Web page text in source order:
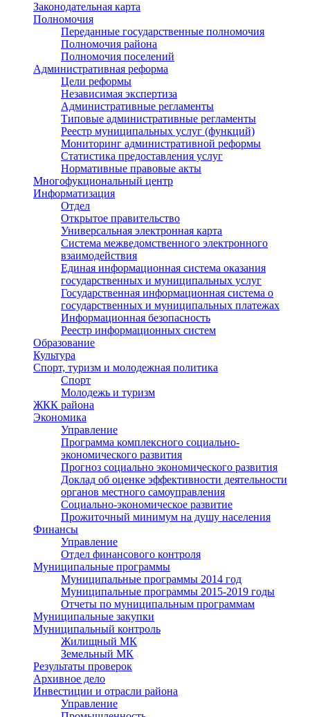
Законодательная карта
Полномочия
Переданные государственные полномочия
Полномочия района
Полномочия поселений
Административная реформа
Цели реформы
Независимая экспертиза
Административные регламенты
Типовые административные регламенты
Реестр муниципальных услуг (функций)
Мониторинг административной реформы
Статистика предоставления услуг
Нормативные правовые акты
Многофукциональный центр
Информатизация
Отдел
Открытое правительство
Универсальная электронная карта
Система межведомственного электронного
взаимодействия
Единая информационная система оказания
государственных и муниципальных услуг
Государственная информационная система о
государственных и муниципальных платежах
Информационная безопасность
Реестр информационных систем
Образование
Культура
Спорт, туризм и молодежная политика
Спорт
Молодежь и туризм
ЖКК района
Экономика
Управление
Программа комплексного социально-
экономического развития
Прогноз социально экономического развития
Доклад об оценке эффективности деятельности
органов местного самоуправления
Социально-экономическое развитие
Прожиточный минимум на душу населения
Финансы
Управление
Отдел финансового контроля
Муниципальные программы
Муниципальные программы 2014 год
Муниципальные программы 2015-2019 годы
Отчеты по муниципальным программам
Муниципальные закупки
Муниципальный контроль
Жилищный МК
Земельный МК
Результаты проверок
Архивное дело
Инвестиции и отрасли района
Управление